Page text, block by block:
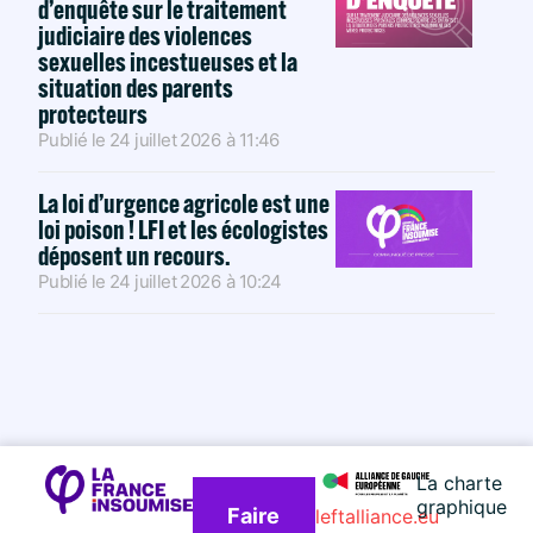
d’enquête sur le traitement
judiciaire des violences
sexuelles incestueuses et la
situation des parents
protecteurs
Publié le 24 juillet 2026 à 11:46
La loi d’urgence agricole est une
loi poison ! LFI et les écologistes
déposent un recours.
Publié le 24 juillet 2026 à 10:24
Faire
La charte
graphique
leftalliance.eu